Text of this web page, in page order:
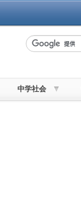
中学社会